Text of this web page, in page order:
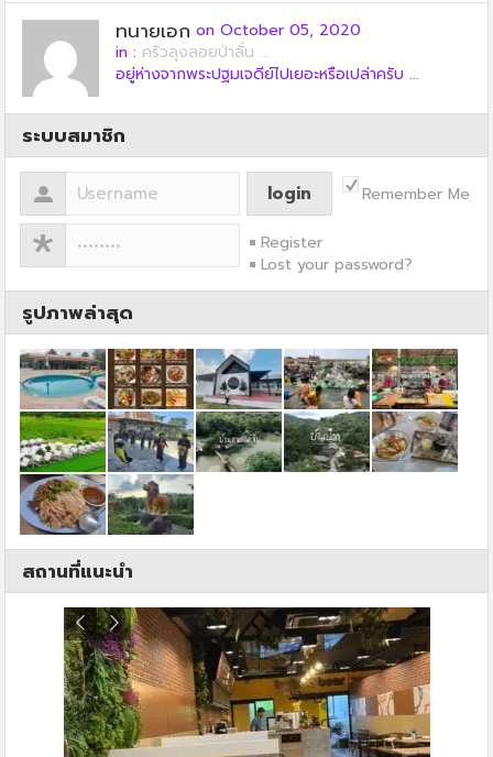
ทนายเอก on October 05, 2020
in : ครัวลุงลอยป่าลั่น ...
อยู่ห่างจากพระปฐมเจดีย์ไปเยอะหรือเปล่าครับ ...
ระบบสมาชิก
Remember Me
Register
Lost your password?
รูปภาพล่าสุด
สถานที่แนะนำ